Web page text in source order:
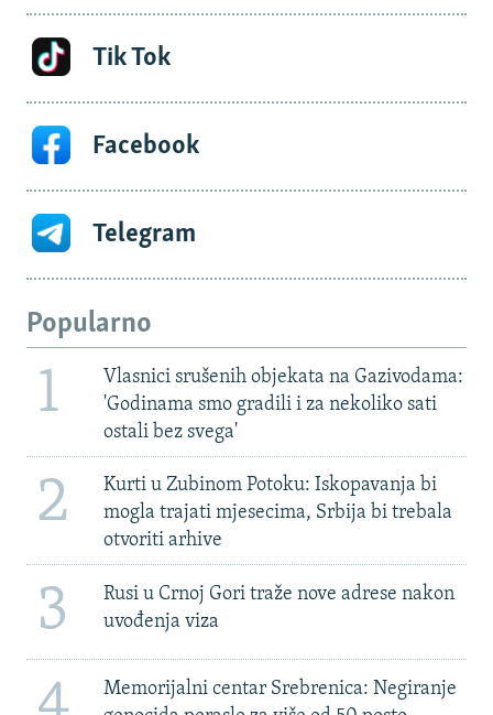
Tik Tok
Facebook
Telegram
Popularno
1
Vlasnici srušenih objekata na Gazivodama:
'Godinama smo gradili i za nekoliko sati
ostali bez svega'
2
Kurti u Zubinom Potoku: Iskopavanja bi
mogla trajati mjesecima, Srbija bi trebala
otvoriti arhive
3
Rusi u Crnoj Gori traže nove adrese nakon
uvođenja viza
Memorijalni centar Srebrenica: Negiranje